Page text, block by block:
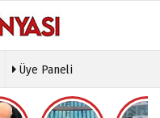
Köşe
Yazarları
Künye
Üye Paneli